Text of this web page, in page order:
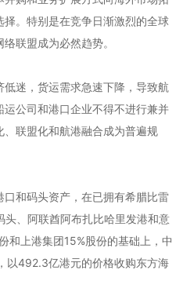
。特别是在竞争日渐激烈的全球
联盟成为必然趋势。
迷，货运需求急速下降，导致航
公司和港口企业不得不进行兼并
联盟化和航港融合成为普遍规
和码头资产，在已拥有希腊比雷
、阿联酋阿布扎比哈里发港和意
和上港集团15%股份的基础上，中
以492.3亿港元的价格收购东方海